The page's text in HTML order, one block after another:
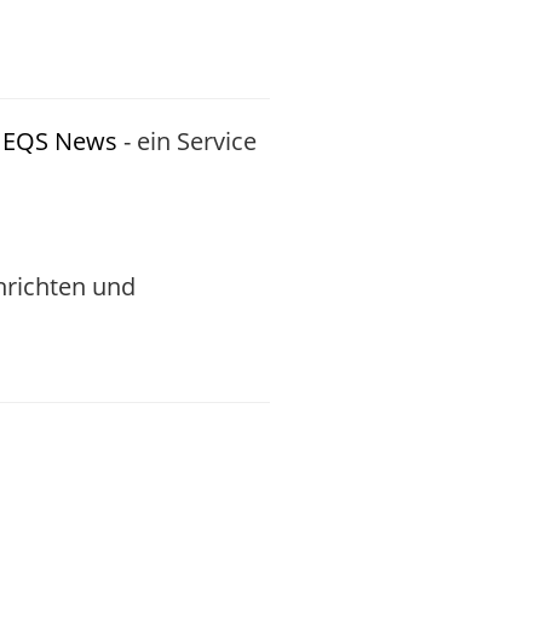
EQS News - ein Service
und